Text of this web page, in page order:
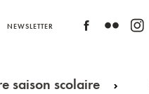
NEWSLETTER
saison scolaire